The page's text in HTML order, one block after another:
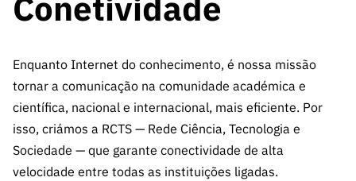
Enquanto Internet do conhecimento, é nossa missão
tornar a comunicação na comunidade académica e
científica, nacional e internacional, mais eficiente. Por
isso, criámos a RCTS — Rede Ciência, Tecnologia e
Sociedade — que garante conectividade de alta
velocidade entre todas as instituições ligadas.